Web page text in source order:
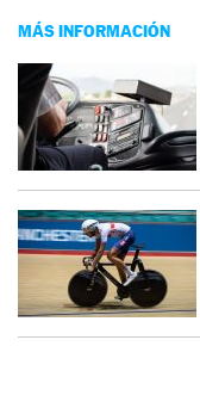
MÁS INFORMACIÓN